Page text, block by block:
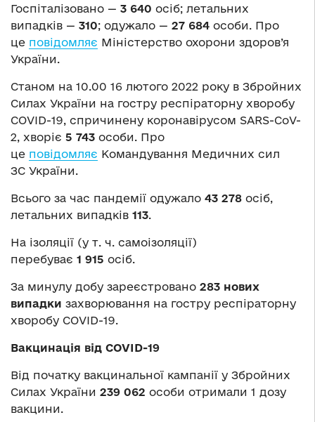
Госпіталізовано — 3 640 осіб; летальних
випадків — 310; одужало — 27 684 особи. Про
це повідомляє Міністерство охорони здоров’я
України.
Станом на 10.00 16 лютого 2022 року в Збройних
Силах України на гостру респіраторну хворобу
COVID-19, спричинену коронавірусом SARS-CoV-
2, хворіє 5 743 особи. Про
це повідомляє Командування Медичних сил
ЗС України.
Всього за час пандемії одужало 43 278 осіб,
летальних випадків 113.
На ізоляції (у т. ч. самоізоляції)
перебуває 1 915 осіб.
За минулу добу зареєстровано 283 нових
випадки захворювання на гостру респіраторну
хворобу COVID-19.
Вакцинація від COVID-19
Від початку вакцинальної кампанії у Збройних
Силах України 239 062 особи отримали 1 дозу
вакцини.